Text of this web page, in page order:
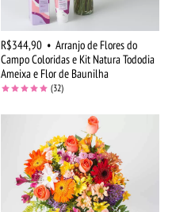
R$344,90 • Arranjo de Flores do
Campo Coloridas e Kit Natura Tododia
Ameixa e Flor de Baunilha
(32)